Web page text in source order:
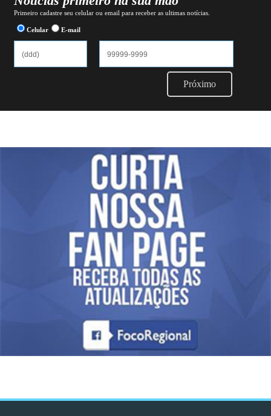
Primeiro cadastre seu celular ou email para receber as ultimas notícias.
Celular E-mail
Próximo